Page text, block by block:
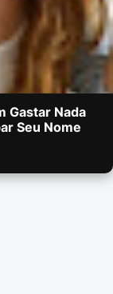
Gastar Nada
Seu Nome